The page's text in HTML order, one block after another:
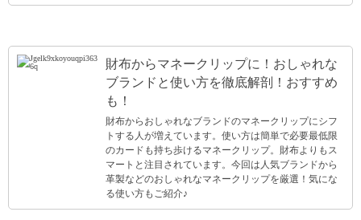
財布からマネークリップに！おしゃれな
ブランドと使い方を徹底解剖！おすすめ
も！
財布からおしゃれなブランドのマネークリップにシフ
トする人が増えています。使い方は簡単で必要最低限
のカードも持ち歩けるマネークリップ。財布よりもス
マートと注目されています。今回は人気ブランドから
革製などのおしゃれなマネークリップを厳選！気にな
る使い方もご紹介♪